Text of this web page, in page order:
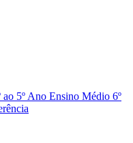
ao 5º Ano Ensino Médio 6º